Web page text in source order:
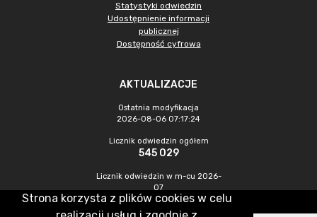
Statystyki odwiedzin
Udostępnienie informacji
publicznej
Dostępność cyfrowa
AKTUALIZACJE
Ostatnia modyfikacja
2026-08-06 07:17:24
Licznik odwiedzin ogółem
545 029
Licznik odwiedzin w m-cu 2026-
07
1 045
Strona korzysta z plików cookies w celu